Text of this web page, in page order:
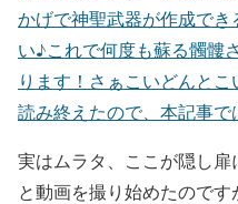
かげで神聖武器が作成で
い♪これで何度も蘇る髑髏
ります！さぁこいどんと
読み終えたので、本記事
実はムラタ、ここが隠し扉
と動画を撮り始めたので